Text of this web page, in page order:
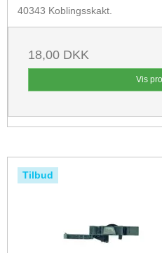
40343 Koblingsskakt.
18,00 DKK
Vis
Tilbud